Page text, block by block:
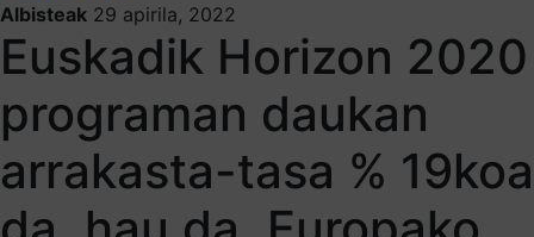
Albisteak 29 apirila, 2022
Euskadik Horizon 2020
programan daukan
arrakasta-tasa % 19koa